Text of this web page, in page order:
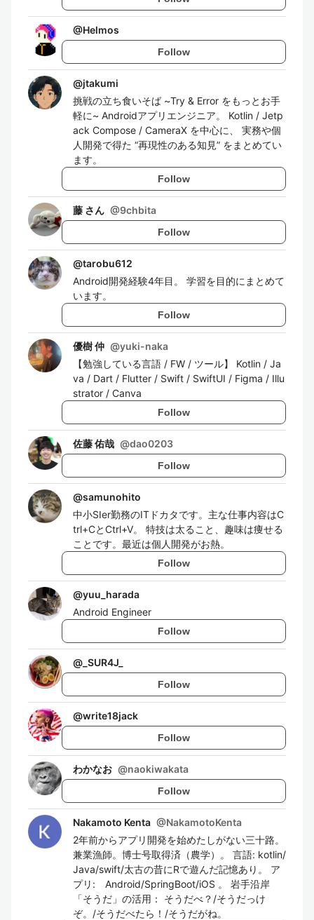
@Helmos
Follow
@jtakumi
挑戦の立ち食いそば ~Try & Error をもっとお手
軽に~ Androidアプリエンジニア。 Kotlin / Jetp
ack Compose / CameraX を中心に、 実務や個
人開発で得た “再現性のある知見” をまとめてい
ます。
Follow
藤 さん @9chbita
Follow
@tarobu612
Android開発経験4年目。 学習を目的にまとめて
います。
Follow
優樹 仲 @yuki-naka
【勉強している言語 / FW / ツール】 Kotlin / Ja
va / Dart / Flutter / Swift / SwiftUI / Figma / Illu
strator / Canva
Follow
佐藤 佑哉 @dao0203
Follow
@samunohito
中小SIer勤務のITドカタです。主な仕事内容はC
trl+CとCtrl+V。 特技は太ること、趣味は痩せる
ことです。最近は個人開発がお熱。
Follow
@yuu_harada
Android Engineer
Follow
@ _SUR4J_
Follow
@write18jack
Follow
わかなお @naokiwakata
Follow
Nakamoto Kenta @NakamotoKenta
2年前からアプリ開発を始めたしがない三十路。
兼業漁師。博士号取得済（農学）。 言語: kotlin/
Java/swift/太古の昔にRで遊んだ記憶あり。 ア
プリ: Android/SpringBoot/iOS 。 岩手沿岸
「そうだ」の活用： そうだべ？/そうだっけ
ぞ。/そうだべたら！/そうだがね。